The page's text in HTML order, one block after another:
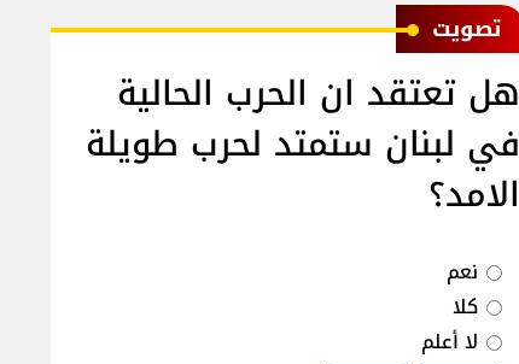
ﺗﺼﻮﻳﺖ
هل تعتقد ان الحرب الحالية
في لبنان ستمتد لحرب طويلة
الامد؟
نعم
كلا
لا أعلم